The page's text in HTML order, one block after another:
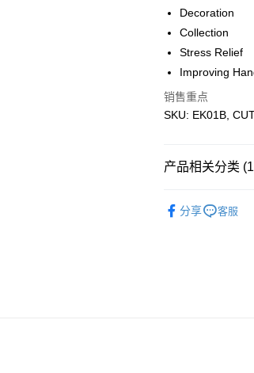
Free Shipping
Free Shipping
Pickup In-Store
Decoration
Collection
Stress Relief
Improving
销售重点
SKU: EK01B,
产品相关分类
分享
客服